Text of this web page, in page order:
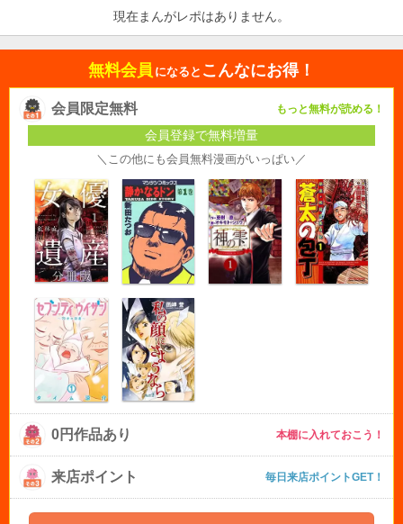
現在まんがレポはありません。
無料会員 になると こんなにお得！
会員限定無料 もっと無料が読める！
会員登録で無料増量
＼この他にも会員無料漫画がいっぱい／
0円作品あり 本棚に入れておこう！
来店ポイント 毎日来店ポイントGET！